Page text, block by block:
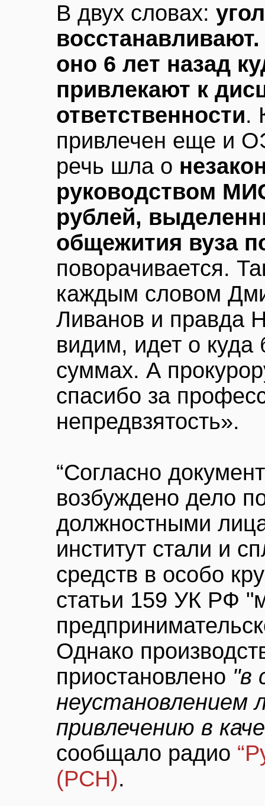
В двух словах:
оно 6 лет назад
привлекают к
ответственности.
привлечен еще и
речь шла о
руководством
рублей,
общежития вуза
поворачивается.
каждым словом
Ливанов и правда
видим, идет о куда
суммах. А
спасибо за
непредвзятость».
“Согласно
возбуждено дело
должностными
институт стали и
средств в особо
статьи 159 УК РФ
Однако
приостановлено "в
неустановлением
привлечению в
сообщало радио
(РСН).